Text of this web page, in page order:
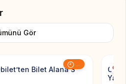
Gör
...
Add to
Bilet Alana S